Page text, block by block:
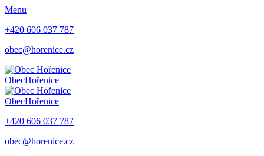
Menu
+420 606 037 787
obec@horenice.cz
ObecHořenice
ObecHořenice
+420 606 037 787
obec@horenice.cz